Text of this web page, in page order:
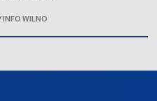
INFO WILNO